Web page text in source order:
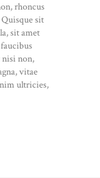
rhoncus
sit
sit amet
non,
vitae
ultricies,